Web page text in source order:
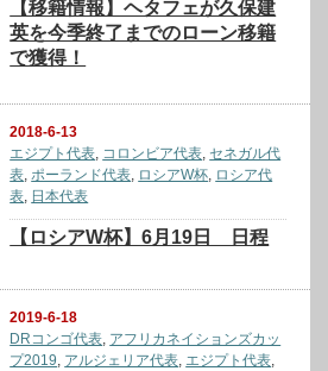
【移籍情報】ヘタフェが久保建
英を今季終了までのローン移籍
で獲得！
2018-6-13
エジプト代表 コロンビア代表 セネガル代
表 ポーランド代表 ロシアW杯 ロシア代
表 日本代表
【ロシアW杯】6月19日 日程
2019-6-18
DRコンゴ代表, アフリカネイションズカッ
プ2019, アルジェリア代表, エジプト代表,